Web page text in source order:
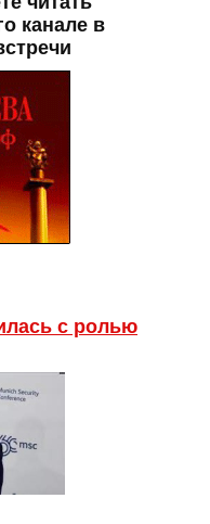
канале в
с ролью